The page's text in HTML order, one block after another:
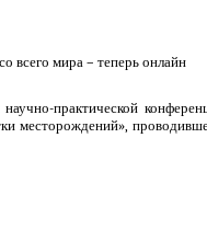
всего мира – теперь онлайн
практической
месторождений»,